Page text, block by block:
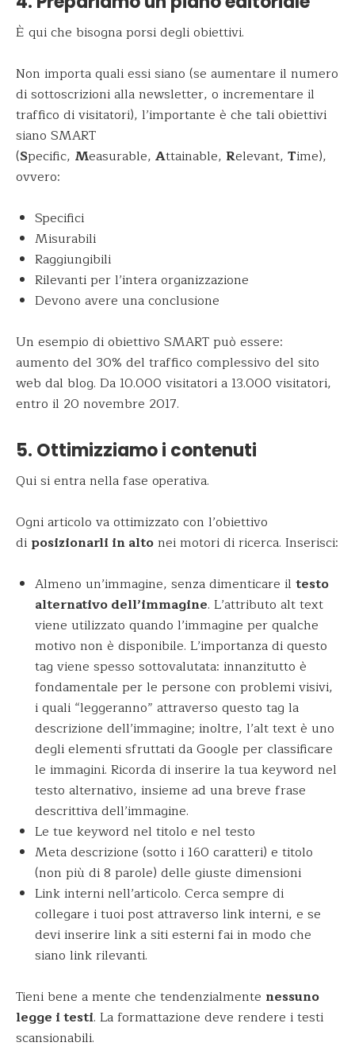
È qui che bisogna porsi degli obiettivi.
Non importa quali essi siano (se aumentare il numero
di sottoscrizioni alla newsletter, o incrementare il
traffico di visitatori), l’importante è che tali obiettivi
siano SMART
(Specific, Measurable, Attainable, Relevant, Time),
ovvero:
Specifici
Misurabili
Raggiungibili
Rilevanti per l’intera organizzazione
Devono avere una conclusione
Un esempio di obiettivo SMART può essere:
aumento del 30% del traffico complessivo del sito
web dal blog. Da 10.000 visitatori a 13.000 visitatori,
entro il 20 novembre 2017.
5. Ottimizziamo i contenuti
Qui si entra nella fase operativa.
Ogni articolo va ottimizzato con l’obiettivo
di posizionarli in altonei motori di ricerca. Inserisci:
Almeno un’immagine, senza dimenticare il testo
alternativo dell’immagine. L’attributo alt text
viene utilizzato quando l’immagine per qualche
motivo non è disponibile. L’importanza di questo
tag viene spesso sottovalutata: innanzitutto è
fondamentale per le persone con problemi visivi,
i quali “leggeranno” attraverso questo tag la
descrizione dell’immagine; inoltre, l’alt text è uno
degli elementi sfruttati da Google per classificare
le immagini. Ricorda di inserire la tua keyword nel
testo alternativo, insieme ad una breve frase
descrittiva dell’immagine.
Le tue keyword nel titolo e nel testo
Meta descrizione (sotto i 160 caratteri) e titolo
(non più di 8 parole) delle giuste dimensioni
Link interni nell’articolo. Cerca sempre di
collegare i tuoi post attraverso link interni, e se
devi inserire link a siti esterni fai in modo che
siano link rilevanti.
Tieni bene a mente che tendenzialmente nessuno
legge i testi. La formattazione deve rendere i testi
scansionabili.